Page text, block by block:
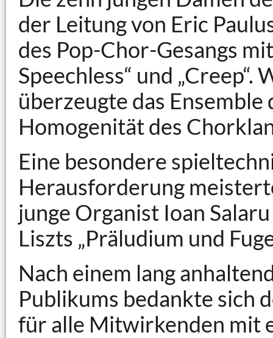
der Leitung von Eric
des Pop-Chor-Gesangs
Speechless“ und
überzeugte das
Homogenität des
Eine besondere
Herausforderung
junge Organist Ioan
Liszts „Präludium und
Nach einem lang
Publikums bedankte sich
für alle Mitwirkenden mit